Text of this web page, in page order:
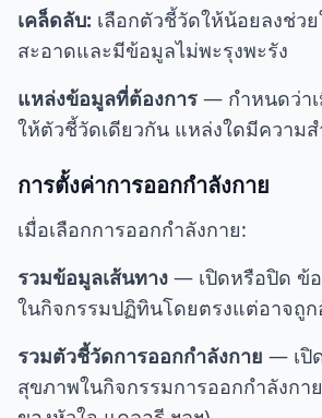
เคล็ดลับ: เลือกตัวชี้วัดให้น้อยลงช่ว
สะอาดและมีข้อมูลไม่พะรุงพะรัง
แหล่งข้อมูลที่ต้องการ — กำหนดว่า
ให้ตัวชี้วัดเดียวกัน แหล่งใดมีความ
การตั้งค่าการออกกำลังกาย
เมื่อเลือกการออกกำลังกาย:
รวมข้อมูลเส้นทาง — เปิดหรือปิด ข้
ในกิจกรรมปฏิทินโดยตรงแต่อาจถูก
รวมตัวชี้วัดการออกกำลังกาย — เปิ
สุขภาพในกิจกรรมการออกกำลังกา